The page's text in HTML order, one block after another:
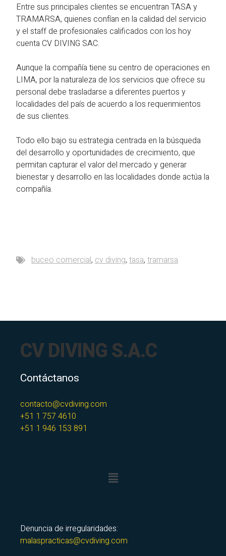
Entre sus principales clientes se encuentran TASA y
TRAMARSA, quienes confían en la calidad del servicio
y el staff de profesionales calificados con los hoy
cuenta CV DIVING SAC.
Aunque la compañía tiene su centro de operaciones en
LIMA, por la naturaleza de los servicios que ofrece su
personal debe trasladarse a diferentes puertos y
localidades del país de acuerdo a los requerimientos
de sus clientes.
Todo ello bajo su estrategia centrada en la búsqueda
del desarrollo y oportunidades de crecimiento, que
permitan capturar el valor del mercado y generar
bienestar y desarrollo en las localidades donde actúa la
compañía.
buceo comercial, cv diving, tasa, tramarsa
CV DIVING S.A.C
Contáctanos
contacto@cvdiving.com
+51 1 757 4610
+51 1 946 153 891
Denuncia de irregularidades:
malaspracticas@cvdiving.com